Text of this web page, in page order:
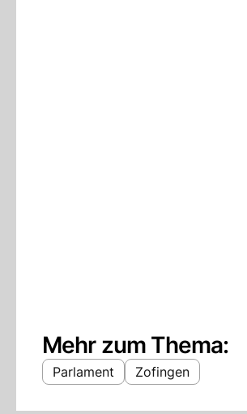
Mehr zum Thema:
Parlament Zofingen